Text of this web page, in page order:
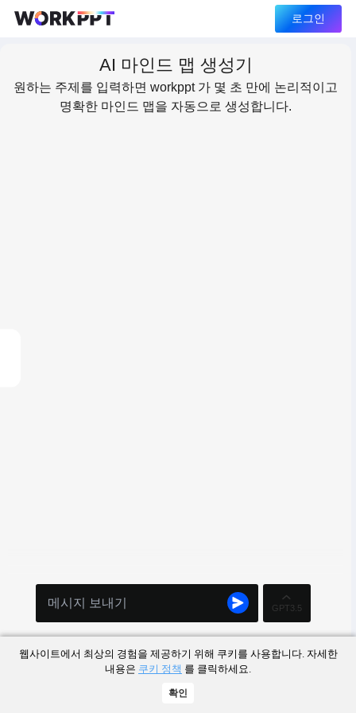
로그인
AI 마인드 맵 생성기
원하는 주제를 입력하면 workppt 가 몇 초 만에 논리적이고
명확한 마인드 맵을 자동으로 생성합니다.
GPT3.5
웹사이트에서 최상의 경험을 제공하기 위해 쿠키를 사용합니다. 자세한
내용은 쿠키 정책 를 클릭하세요.
확인